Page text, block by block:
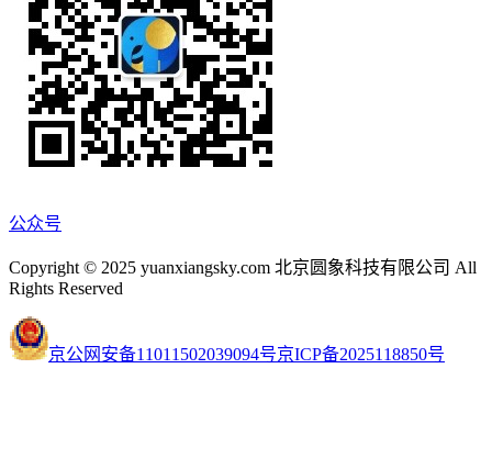
公众号
Copyright © 2025 yuanxiangsky.com 北京圆象科技有限公司 All
Rights Reserved
京公网安备11011502039094号京ICP备2025118850号